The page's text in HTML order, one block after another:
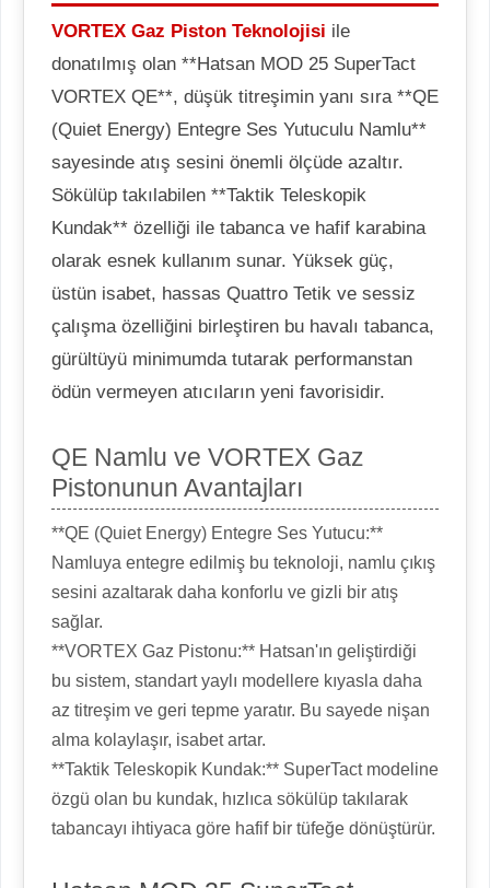
VORTEX Gaz Piston Teknolojisi ile
donatılmış olan **Hatsan MOD 25 SuperTact
VORTEX QE**, düşük titreşimin yanı sıra **QE
(Quiet Energy) Entegre Ses Yutuculu Namlu**
sayesinde atış sesini önemli ölçüde azaltır.
Sökülüp takılabilen **Taktik Teleskopik
Kundak** özelliği ile tabanca ve hafif karabina
olarak esnek kullanım sunar. Yüksek güç,
üstün isabet, hassas Quattro Tetik ve sessiz
çalışma özelliğini birleştiren bu havalı tabanca,
gürültüyü minimumda tutarak performanstan
ödün vermeyen atıcıların yeni favorisidir.
QE Namlu ve VORTEX Gaz
Pistonunun Avantajları
**QE (Quiet Energy) Entegre Ses Yutucu:**
Namluya entegre edilmiş bu teknoloji, namlu çıkış
sesini azaltarak daha konforlu ve gizli bir atış
sağlar.
**VORTEX Gaz Pistonu:** Hatsan'ın geliştirdiği
bu sistem, standart yaylı modellere kıyasla daha
az titreşim ve geri tepme yaratır. Bu sayede nişan
alma kolaylaşır, isabet artar.
**Taktik Teleskopik Kundak:** SuperTact modeline
özgü olan bu kundak, hızlıca sökülüp takılarak
tabancayı ihtiyaca göre hafif bir tüfeğe dönüştürür.